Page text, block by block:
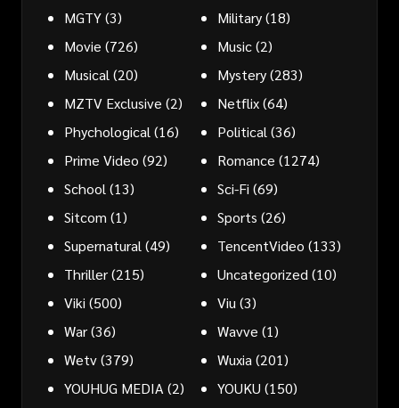
MGTY(3) Military(18)
Movie (726) Music(2)
Musical(20) Mystery(283)
MZTV Exclusive (2) Netflix(64)
Phychological(16) Political(36)
Prime Video (92) Romance (1274)
School(13) Sci-Fi (69)
Sitcom (1) Sports (26)
Supernatural(49) TencentVideo (133)
Thriller(215) Uncategorized(10)
Viki (500) Viu(3)
War(36) Wavve (1)
Wetv(379) Wuxia(201)
YOUHUG MEDIA(2) YOUKU (150)